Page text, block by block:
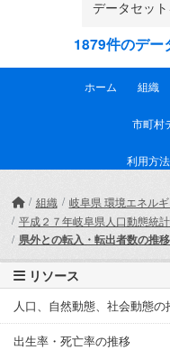
1879件のデー
ホーム 組織
市町村
利用方
組織
岐阜県 環境エネル
平成２７年岐阜県人口動態統計
県外との転入・転出者数の推
リソース
人口、自然動態、社会動態の
出生率・死亡率の推移